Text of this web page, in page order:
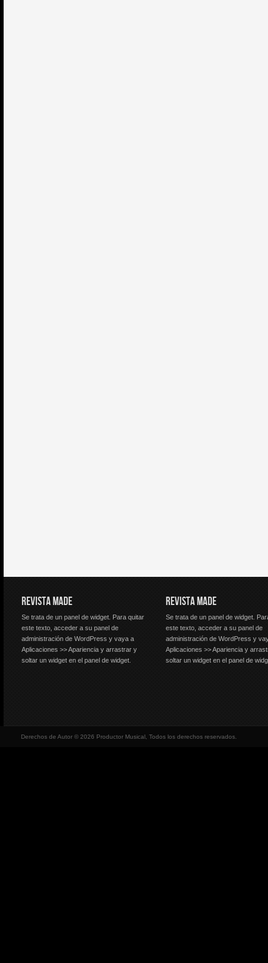
REVISTA MADE
Se trata de un panel de widget. Para quitar
este texto, acceder a su panel de
administración de WordPress y vaya a
Aplicaciones >> Apariencia y arrastrar y
soltar un widget en el panel de widget.
REVISTA MADE
Se trata de un panel de widget.
este texto, acceder a su panel de
administración de WordPress y
Aplicaciones >> Apariencia y
soltar un widget en el panel de
Derechos de Autor © 2026 Productor Musical, Todos los derechos reservados.